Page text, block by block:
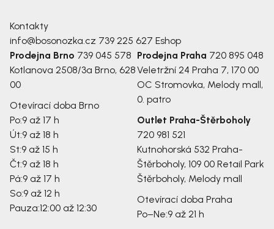
Kontakty
info@bosonozka.cz 739 225 627 Eshop
Prodejna Brno 739 045 578
Kotlanova 2508/3a Brno, 628
00
Otevírací doba Brno
Po:9 až 17 h
Út:9 až 18 h
St:9 až 15 h
Čt:9 až 18 h
Pá:9 až 17 h
So:9 až 12 h
Pauza:12:00 až 12:30
Prodejna Praha 720 895 048
Veletržní 24 Praha 7, 170 00
OC Stromovka, Melody mall,
0. patro
Outlet Praha-Štěrboholy
720 981 521
Kutnohorská 532 Praha-
Štěrboholy, 109 00 Retail Park
Štěrboholy, Melody mall
Otevírací doba Praha
Po–Ne:9 až 21 h